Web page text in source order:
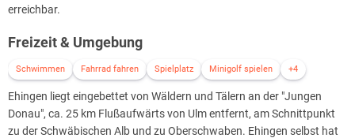
erreichbar.
Freizeit & Umgebung
Schwimmen Fahrrad fahren Spielplatz Minigolf spielen +4
Ehingen liegt eingebettet von Wäldern und Tälern an der "Jungen
Donau", ca. 25 km Flußaufwärts von Ulm entfernt, am Schnittpunkt
zu der Schwäbischen Alb und zu Oberschwaben. Ehingen selbst hat